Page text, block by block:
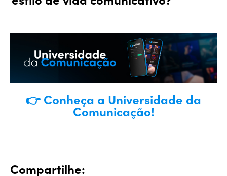
👉 Conheça a Universidade da
Comunicação!
Compartilhe: